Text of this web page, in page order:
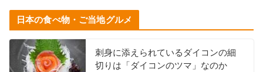
日本の食べ物・ご当地グルメ
刺身に添えられているダイコンの細
切りは「ダイコンのツマ」なのか